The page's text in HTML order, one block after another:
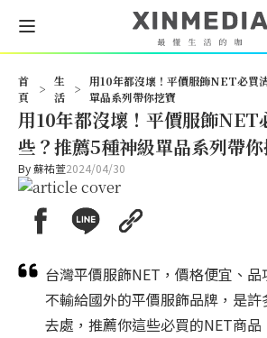
首
頁
>
生
活
>
用10年都沒壞！平價服飾NET必買
單品系列帶你挖寶
用10年都沒壞！平價服飾NET
些？推薦5種神級單品系列帶
By蘇祐萱2024/04/30
台灣平價服飾NET，價格便宜、
不輸給國外的平價服飾品牌，是許
去處，推薦你這些必買的NET商品